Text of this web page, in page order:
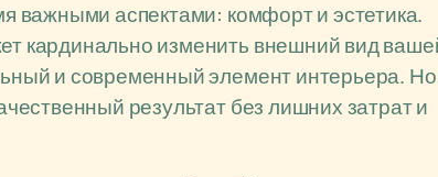
важными аспектами: комфорт и эстетика.
кардинально изменить внешний вид
и современный элемент интерьера. Но
результат без лишних затрат и